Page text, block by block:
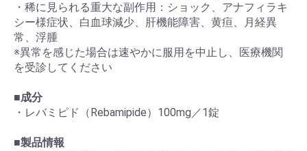
・稀に見られる重大な副作用：ショック、アナフィラキ
シー様症状、白血球減少、肝機能障害、黄疸、月経異
常、浮腫
※異常を感じた場合は速やかに服用を中止し、医療機関
を受診してください
■成分
・レバミピド（Rebamipide）100mg／1錠
■製品情報